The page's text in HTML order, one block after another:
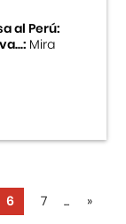
al Perú:
Mira
6 7 ... »